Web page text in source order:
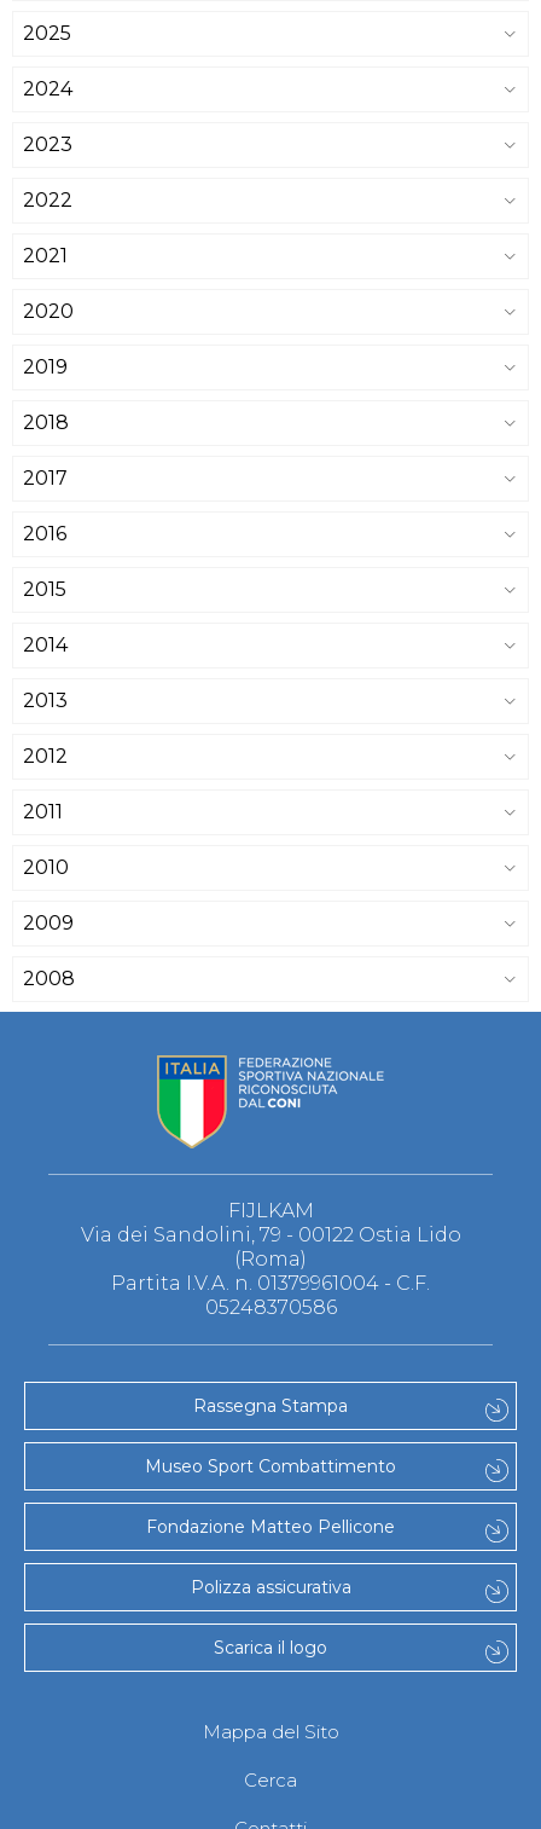
2025
2024
2023
2022
2021
2020
2019
2018
2017
2016
2015
2014
2013
2012
2011
2010
2009
2008
FIJLKAM
Via dei Sandolini, 79 - 00122 Ostia Lido
(Roma)
Partita I.V.A. n. 01379961004 - C.F.
05248370586
Rassegna Stampa
Museo Sport Combattimento
Fondazione Matteo Pellicone
Polizza assicurativa
Scarica il logo
Mappa del Sito
Cerca